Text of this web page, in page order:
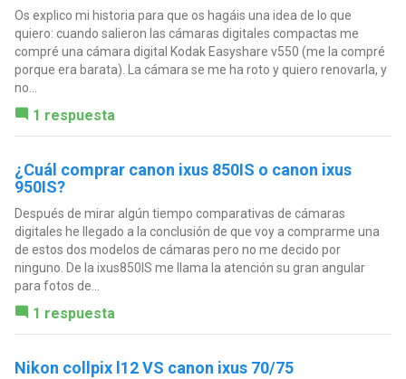
Os explico mi historia para que os hagáis una idea de lo que
quiero: cuando salieron las cámaras digitales compactas me
compré una cámara digital Kodak Easyshare v550 (me la compré
porque era barata). La cámara se me ha roto y quiero renovarla, y
no...
1 respuesta
¿Cuál comprar canon ixus 850IS o canon ixus
950IS?
Después de mirar algún tiempo comparativas de cámaras
digitales he llegado a la conclusión de que voy a comprarme una
de estos dos modelos de cámaras pero no me decido por
ninguno. De la ixus850IS me llama la atención su gran angular
para fotos de...
1 respuesta
Nikon collpix l12 VS canon ixus 70/75